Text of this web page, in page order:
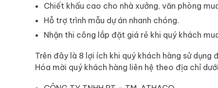
Chiết khấu cao cho nhà xưởng, văn phòng
Hỗ trợ trình mẫu dự án nhanh chóng.
Nhận thi công lắp đặt giá rẻ khi quý khách
Trên đây là 8 lợi ích khi quý khách hàng sử
Hóa mời quý khách hàng liên hệ theo địa chỉ